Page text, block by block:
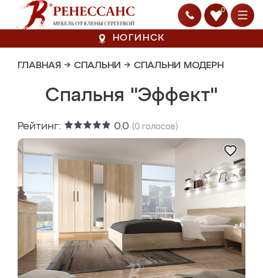
0
НОГИНСК
ГЛАВНАЯ → СПАЛЬНИ → СПАЛЬНИ МОДЕРН
Спальня "Эффект"
Рейтинг: 0.0 (0 голосов)